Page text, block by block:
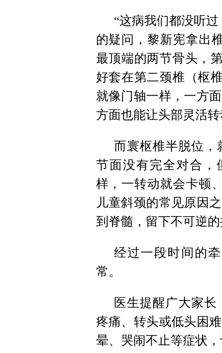
“这病我们都没听
的疑问，黎新宪拿出
最顶端的两节骨头，
好套在第二颈椎（枢
就像门轴一样，一方
方面也能让头部灵活转
而寰枢椎半脱位，
节面没有完全对合，
样，一转动就会卡顿
儿童斜颈的常见原因
到脊髓，留下不可逆
经过一段时间的
常。
医生提醒广大家
疼痛、转头或低头困
晕、哭闹不止等症状